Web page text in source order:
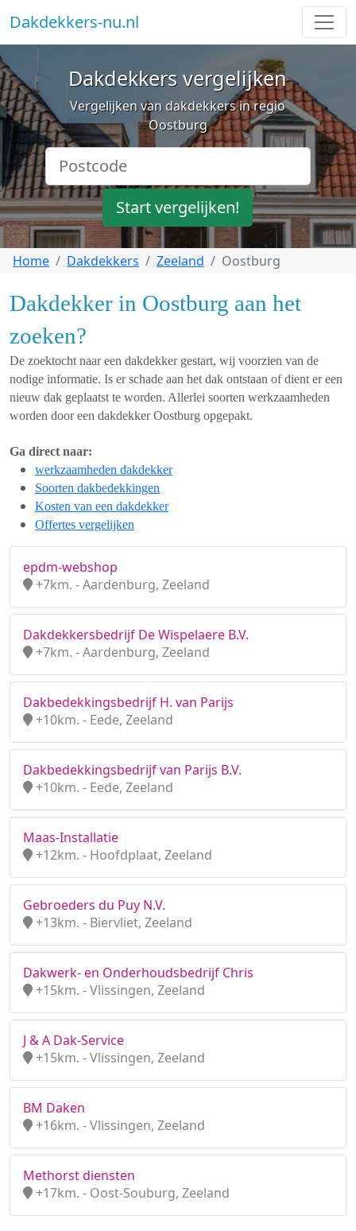
Dakdekkers-nu.nl
Dakdekkers vergelijken
Vergelijken van dakdekkers in regio
Oostburg
Start vergelijken!
Home Dakdekkers Zeeland Oostburg
Dakdekker in Oostburg aan het
zoeken?
De zoektocht naar een dakdekker gestart, wij voorzien van de
nodige informatie. Is er schade aan het dak ontstaan of dient er een
nieuw dak geplaatst te worden. Allerlei soorten werkzaamheden
worden door een dakdekker Oostburg opgepakt.
Ga direct naar:
werkzaamheden dakdekker
Soorten dakbedekkingen
Kosten van een dakdekker
Offertes vergelijken
epdm-webshop
+7km. - Aardenburg, Zeeland
Dakdekkersbedrijf De Wispelaere B.V.
+7km. - Aardenburg, Zeeland
Dakbedekkingsbedrijf H. van Parijs
+10km. - Eede, Zeeland
Dakbedekkingsbedrijf van Parijs B.V.
+10km. - Eede, Zeeland
Maas-Installatie
+12km. - Hoofdplaat, Zeeland
Gebroeders du Puy N.V.
+13km. - Biervliet, Zeeland
Dakwerk- en Onderhoudsbedrijf Chris
+15km. - Vlissingen, Zeeland
J & A Dak-Service
+15km. - Vlissingen, Zeeland
BM Daken
+16km. - Vlissingen, Zeeland
Methorst diensten
+17km. - Oost-Souburg, Zeeland